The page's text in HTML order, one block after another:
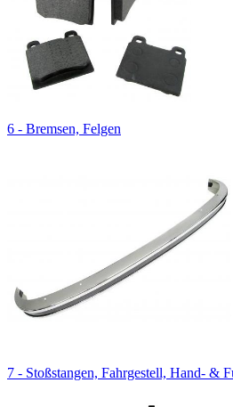
6 - Bremsen, Felgen
7 - Stoßstangen, Fahrgestell, Hand- &